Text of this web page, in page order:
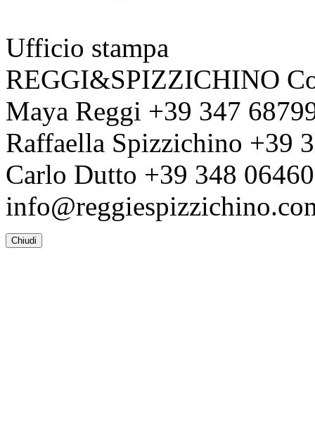
Ufficio stampa
REGGI&SPIZZICHINO
Maya Reggi +39 347
Raffaella Spizzichino +39
Carlo Dutto +39 348
Chiudi